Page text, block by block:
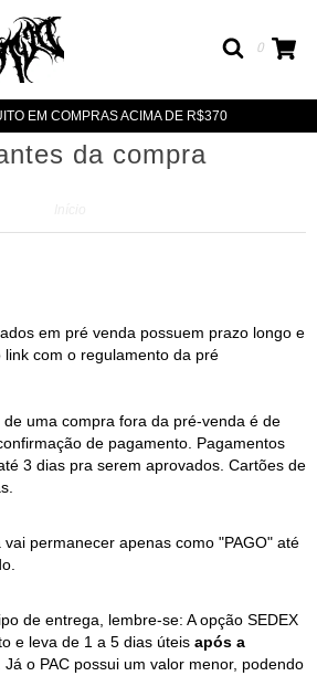
0
EM COMPRAS ACIMA DE R$370
da compra
em pré venda possuem prazo longo e
com o regulamento da pré
uma compra fora da pré-venda é de
de pagamento. Pagamentos
3 dias pra serem aprovados. Cartões de
permanecer apenas como "PAGO" até
de entrega, lembre-se: A opção SEDEX
e leva de 1 a 5 dias úteis após a
Já o PAC possui um valor menor, podendo